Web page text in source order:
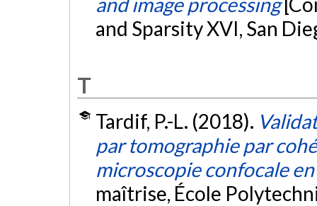
and Sparsity XVI, San
T
Tardif, P.-L. (2018).
par tomographie par
microscopie confocale
maîtrise, École